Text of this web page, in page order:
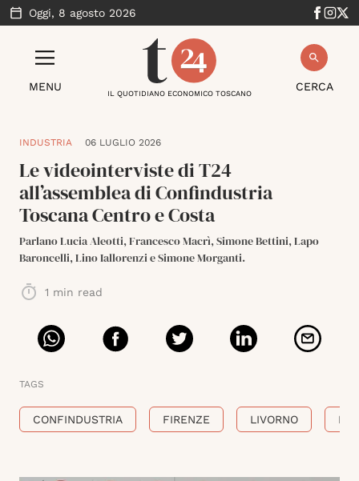
Oggi, 8 agosto 2026
MENU CERCA
IL QUOTIDIANO ECONOMICO TOSCANO
INDUSTRIA 06 LUGLIO 2026
Le videointerviste di T24
all’assemblea di Confindustria
Toscana Centro e Costa
Parlano Lucia Aleotti, Francesco Macrì, Simone Bettini, Lapo
Baroncelli, Lino Iallorenzi e Simone Morganti.
1 min read
TAGS
CONFINDUSTRIA FIRENZE LIVORNO